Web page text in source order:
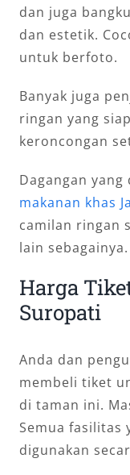
dan juga
dan estetik.
untuk berfoto.
Banyak juga
ringan yang
keroncongan
Dagangan
makanan khas
camilan ringan
lain sebagainya.
Harga
Suropati
Anda dan
membeli tiket
di taman ini.
Semua fasilitas
digunakan